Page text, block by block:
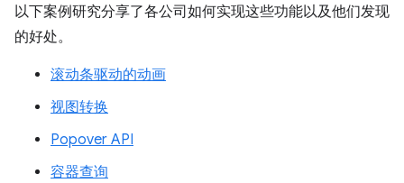
以下案例研究分享了各公司如何实现这些功能以及他们发现
的好处。
滚动条驱动的动画
视图转换
Popover API
容器查询